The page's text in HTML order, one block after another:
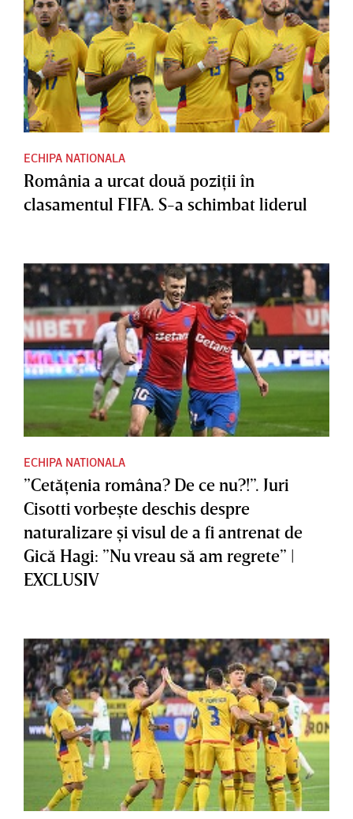
ECHIPA NATIONALA
România a urcat două poziţii în
clasamentul FIFA. S-a schimbat liderul
ECHIPA NATIONALA
”Cetăţenia româna? De ce nu?!”. Juri
Cisotti vorbeşte deschis despre
naturalizare şi visul de a fi antrenat de
Gică Hagi: ”Nu vreau să am regrete” |
EXCLUSIV